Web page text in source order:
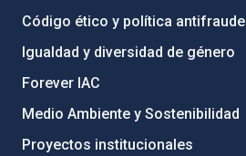
Código ético y política antifraude
Igualdad y diversidad de género
Forever IAC
Medio Ambiente y Sostenibilidad
Proyectos institucionales